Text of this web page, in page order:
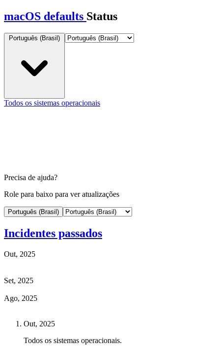
macOS defaults Status
Português (Brasil)
Todos os sistemas operacionais
Precisa de ajuda?
Role para baixo para ver atualizações
Português (Brasil)
Incidentes passados
Out, 2025
Set, 2025
Ago, 2025
Out, 2025
Todos os sistemas operacionais.